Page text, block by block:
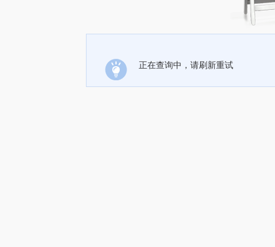
正在查询中，请刷新重试